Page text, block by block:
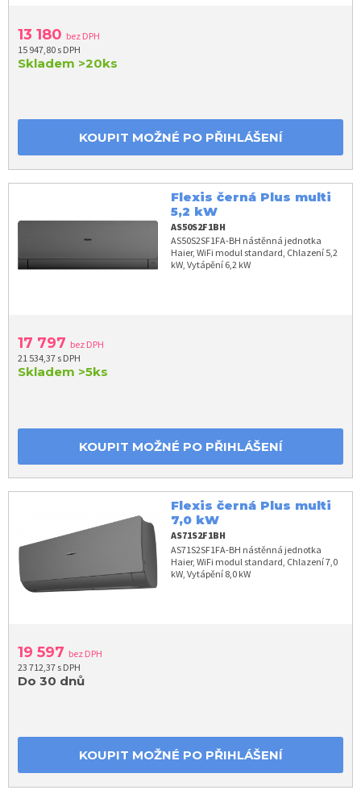
13 180 bez DPH
15 947,80 s DPH
Skladem >20ks
KOUPIT MOŽNÉ PO PŘIHLÁŠENÍ
Flexis černá Plus multi
5,2 kW
AS50S2F1BH
AS50S2SF1FA-BH nástěnná jednotka
Haier, WiFi modul standard, Chlazení 5,2
kW, Vytápění 6,2 kW
17 797 bez DPH
21 534,37 s DPH
Skladem >5ks
KOUPIT MOŽNÉ PO PŘIHLÁŠENÍ
Flexis černá Plus multi
7,0 kW
AS71S2F1BH
AS71S2SF1FA-BH nástěnná jednotka
Haier, WiFi modul standard, Chlazení 7,0
kW, Vytápění 8,0 kW
19 597 bez DPH
23 712,37 s DPH
Do 30 dnů
KOUPIT MOŽNÉ PO PŘIHLÁŠENÍ